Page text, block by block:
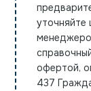
офертой,
437